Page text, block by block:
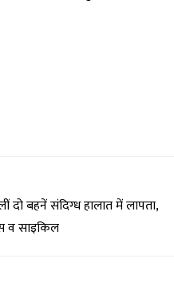
बहनें संदिग्ध हालात में लापता,
व साइकिल